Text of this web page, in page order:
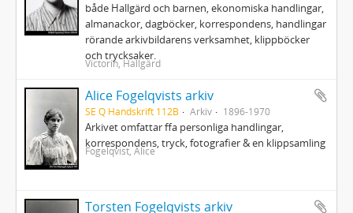
både Hallgärd och barnen, ekonomiska handlingar,
almanackor, dagböcker, korrespondens, handlingar
rörande arkivbildarens verksamhet, klippböcker
och trycksaker.
Victorin, Hallgärd
Alice Fogelqvists arkiv
SE Q Handskrift 112B Arkiv 1896-1970
Arkivet omfattar ffa personliga handlingar,
korrespondens, tryck, fotografier & en klippsamling
Fogelqvist, Alice
Torsten Fogelqvists arkiv